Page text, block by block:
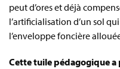
peut d’ores et déjà
l’artificialisation d’un sol
l’enveloppe foncière
Cette tuile pédagogique